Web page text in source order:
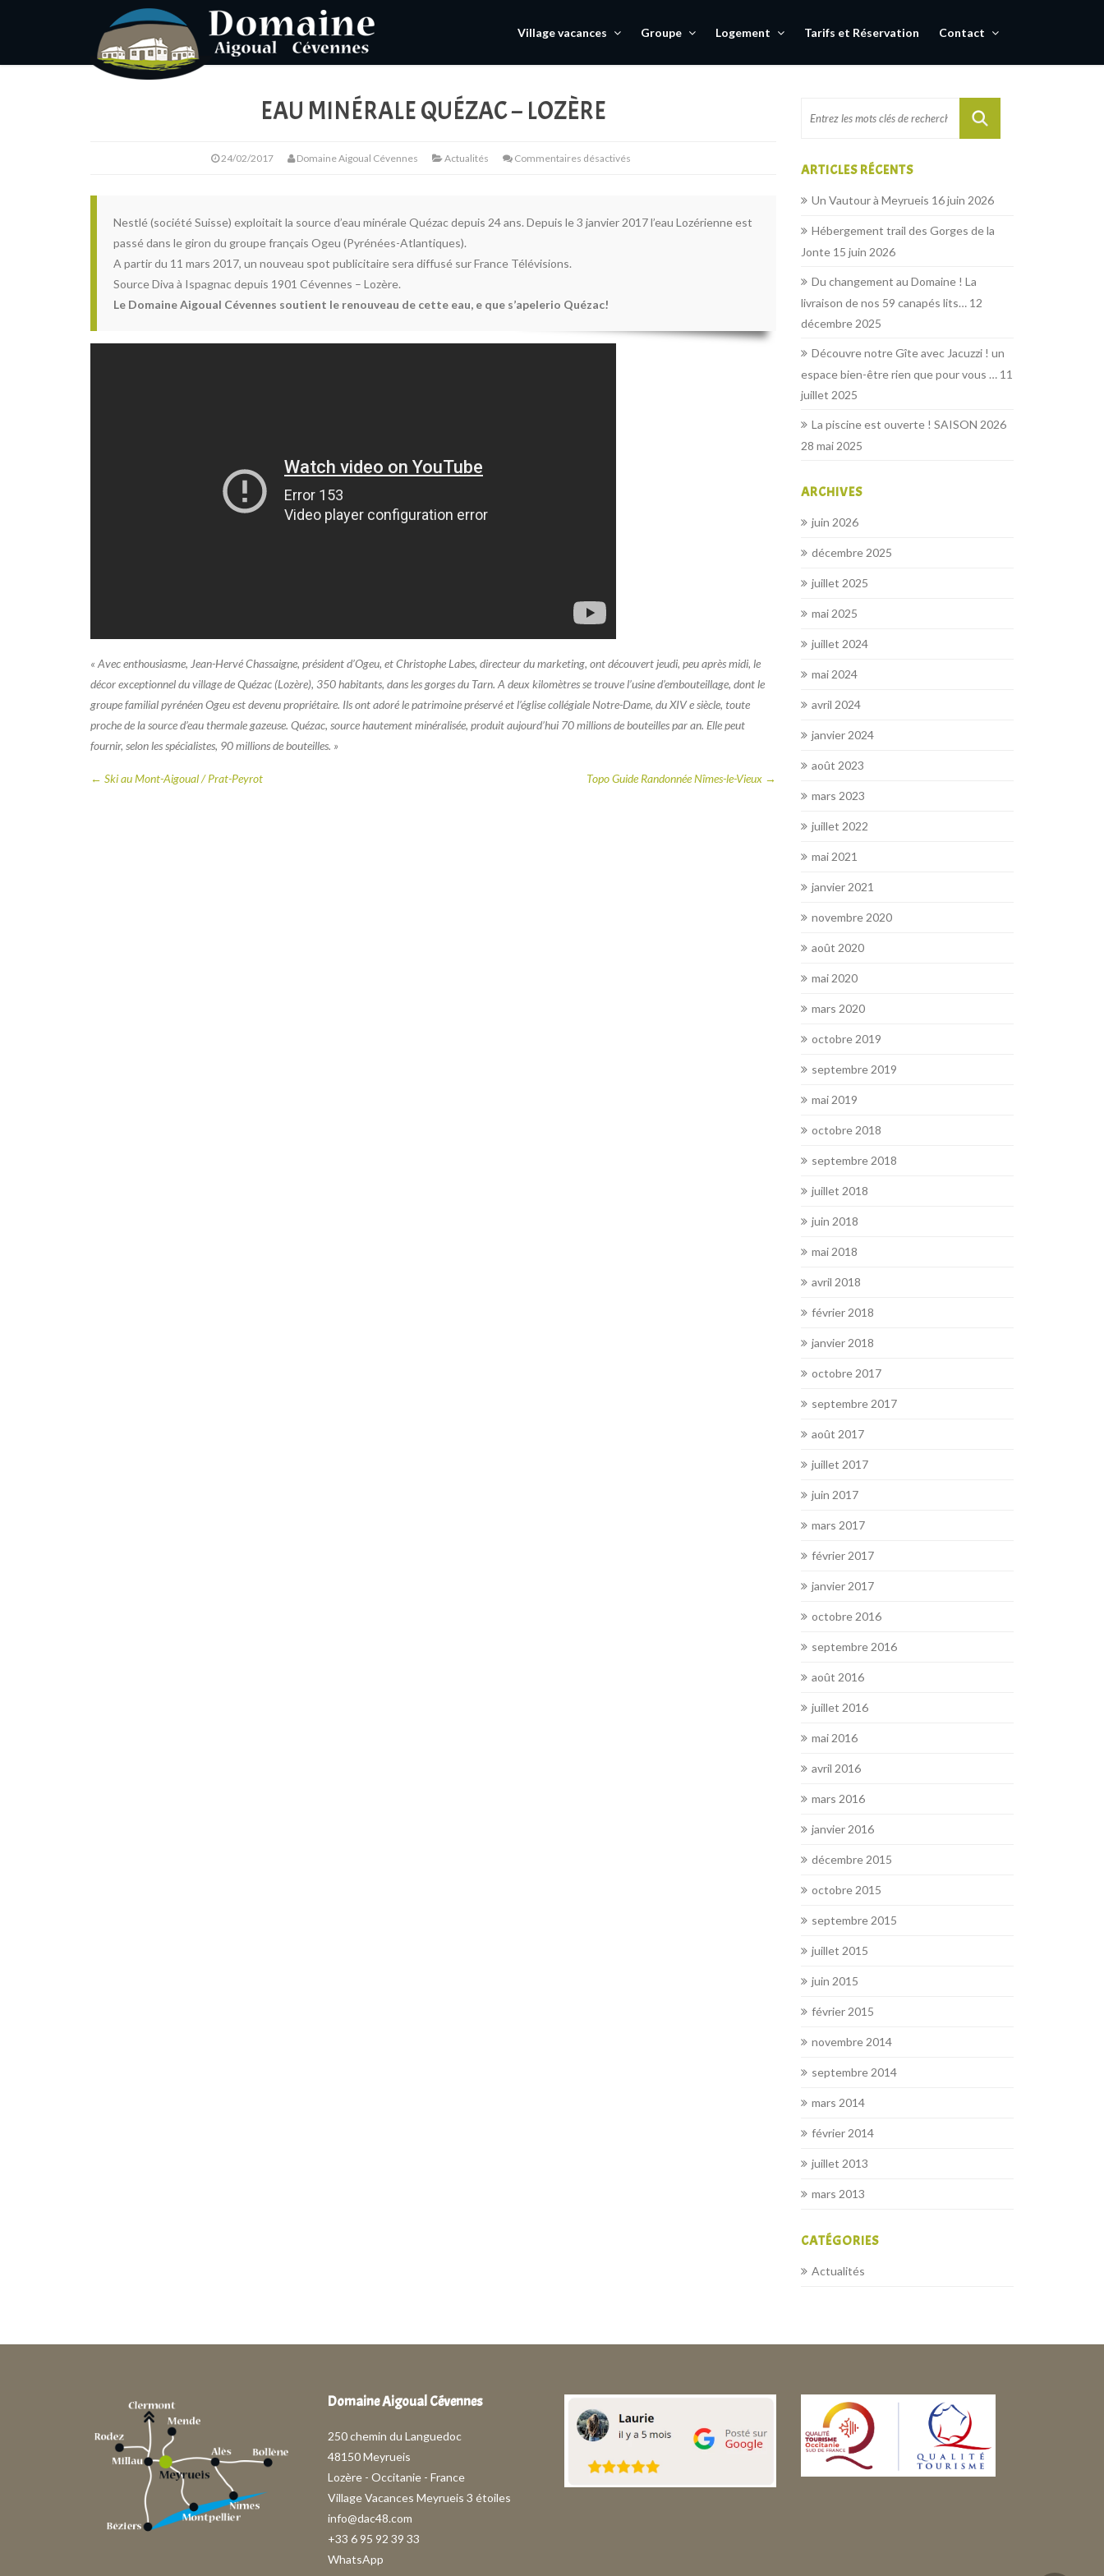
Village vacances Groupe Logement Tarifs et Réservation Contact
EAU MINÉRALE QUÉZAC – LOZÈRE
24/02/2017 Domaine Aigoual Cévennes Actualités Commentaires désactivés
Nestlé (société Suisse) exploitait la source d’eau minérale Quézac depuis 24 ans. Depuis le 3 janvier 2017 l’eau Lozérienne est
passé dans le giron du groupe français Ogeu (Pyrénées-Atlantiques).
A partir du 11 mars 2017, un nouveau spot publicitaire sera diffusé sur France Télévisions.
Source Diva à Ispagnac depuis 1901 Cévennes – Lozère.
Le Domaine Aigoual Cévennes soutient le renouveau de cette eau, e que s’apelerio Quézac!
« Avec enthousiasme, Jean-Hervé Chassaigne, président d’Ogeu, et Christophe Labes, directeur du marketing, ont découvert jeudi, peu après midi, le
décor exceptionnel du village de Quézac (Lozère), 350 habitants, dans les gorges du Tarn. A deux kilomètres se trouve l’usine d’embouteillage, dont le
groupe familial pyrénéen Ogeu est devenu propriétaire. Ils ont adoré le patrimoine préservé et l’église collégiale Notre-Dame, du XIV e siècle, toute
proche de la source d’eau thermale gazeuse. Quézac, source hautement minéralisée, produit aujourd’hui 70 millions de bouteilles par an. Elle peut
fournir, selon les spécialistes, 90 millions de bouteilles. »
← Ski au Mont-Aigoual / Prat-Peyrot Topo Guide Randonnée Nîmes-le-Vieux →
ARTICLES RÉCENTS
Un Vautour à Meyrueis 16 juin 2026
Hébergement trail des Gorges de la
Jonte 15 juin 2026
Du changement au Domaine ! La
livraison de nos 59 canapés lits… 12
décembre 2025
Découvre notre Gîte avec Jacuzzi ! un
espace bien-être rien que pour vous … 11
juillet 2025
La piscine est ouverte ! SAISON 2026
28 mai 2025
ARCHIVES
juin 2026
décembre 2025
juillet 2025
mai 2025
juillet 2024
mai 2024
avril 2024
janvier 2024
août 2023
mars 2023
juillet 2022
mai 2021
janvier 2021
novembre 2020
août 2020
mai 2020
mars 2020
octobre 2019
septembre 2019
mai 2019
octobre 2018
septembre 2018
juillet 2018
juin 2018
mai 2018
avril 2018
février 2018
janvier 2018
octobre 2017
septembre 2017
août 2017
juillet 2017
juin 2017
mars 2017
février 2017
janvier 2017
octobre 2016
septembre 2016
août 2016
juillet 2016
mai 2016
avril 2016
mars 2016
janvier 2016
décembre 2015
octobre 2015
septembre 2015
juillet 2015
juin 2015
février 2015
novembre 2014
septembre 2014
mars 2014
février 2014
juillet 2013
mars 2013
CATÉGORIES
Actualités
Domaine Aigoual Cévennes
250 chemin du Languedoc
48150 Meyrueis
Lozère - Occitanie - France
Village Vacances Meyrueis 3 étoiles
info@dac48.com
+33 6 95 92 39 33
WhatsApp